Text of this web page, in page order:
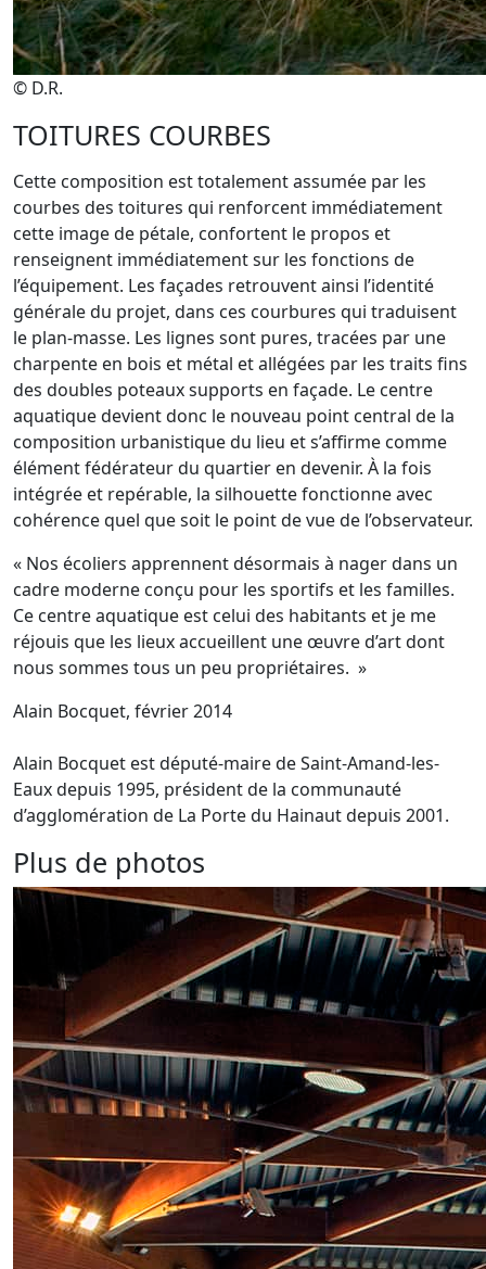
© D.R.
TOITURES COURBES
Cette composition est totalement assumée par les
courbes des toitures qui renforcent immédiatement
cette image de pétale, confortent le propos et
renseignent immédiatement sur les fonctions de
l’équipement. Les façades retrouvent ainsi l’identité
générale du projet, dans ces courbures qui traduisent
le plan-masse. Les lignes sont pures, tracées par une
charpente en bois et métal et allégées par les traits fins
des doubles poteaux supports en façade. Le centre
aquatique devient donc le nouveau point central de la
composition urbanistique du lieu et s’affirme comme
élément fédérateur du quartier en devenir. À la fois
intégrée et repérable, la silhouette fonctionne avec
cohérence quel que soit le point de vue de l’observateur.
« Nos écoliers apprennent désormais à nager dans un
cadre moderne conçu pour les sportifs et les familles.
Ce centre aquatique est celui des habitants et je me
réjouis que les lieux accueillent une œuvre d’art dont
nous sommes tous un peu propriétaires. »
Alain Bocquet, février 2014
Alain Bocquet est député-maire de Saint-Amand-les-
Eaux depuis 1995, président de la communauté
d’agglomération de La Porte du Hainaut depuis 2001.
Plus de photos